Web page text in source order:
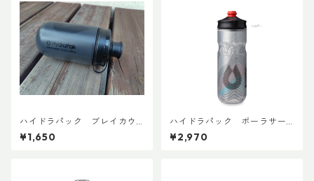
ハイドラパック ブレイカウ
ェイマック 440ml (1本売り)
¥1,650
ハイドラパック ポーラサー
ジ 600ml
¥2,970